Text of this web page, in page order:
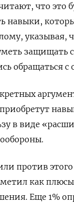
что это
навыки,
указывая,
защищать
обращаться
в виде
против
как
Еще 1%